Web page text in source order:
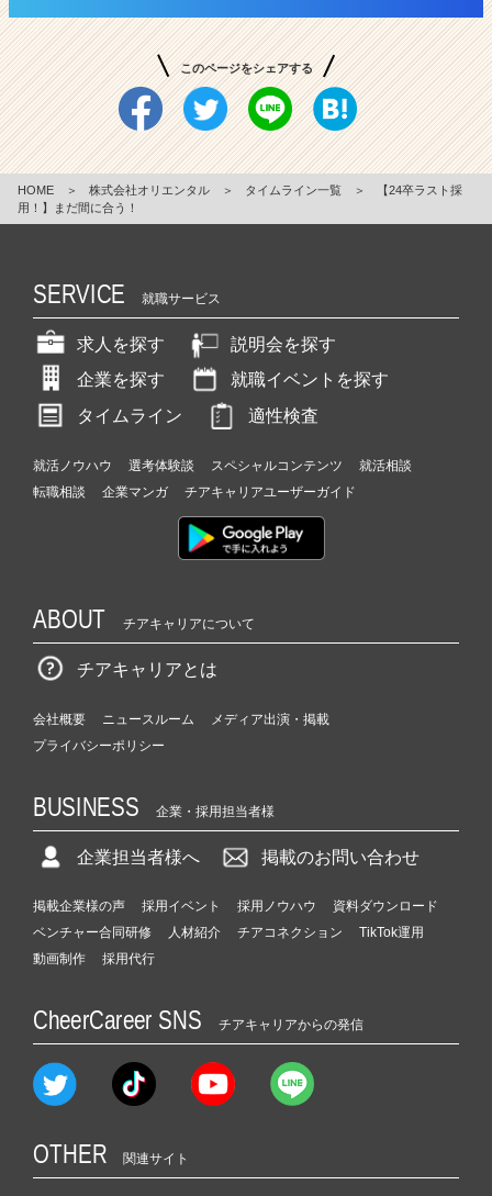
このページをシェアする
HOME ＞ 株式会社オリエンタル ＞ タイムライン一覧 ＞
【24卒ラスト採
用！】まだ間に合う！
SERVICE 就職サービス
求人を探す
説明会を探す
企業を探す
就職イベントを探す
タイムライン
適性検査
就活ノウハウ 選考体験談 スペシャルコンテンツ
就活相談
転職相談
企業マンガ チアキャリアユーザーガイド
ABOUT チアキャリアについて
チアキャリアとは
会社概要 ニュースルーム
メディア出演・掲載
プライバシーポリシー
BUSINESS 企業・採用担当者様
企業担当者様へ 掲載のお問い合わせ
掲載企業様の声 採用イベント 採用ノウハウ
資料ダウンロード
ベンチャー合同研修
人材紹介 チアコネクション
TikTok運用
動画制作
採用代行
CheerCareer SNS チアキャリアからの発信
OTHER 関連サイト